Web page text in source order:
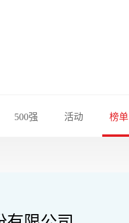
500强 活动 榜单